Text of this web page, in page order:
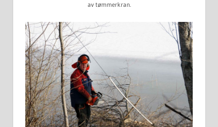
av tømmerkran.